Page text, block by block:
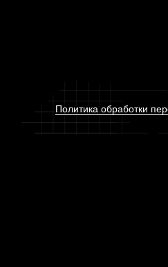
Политика обработки